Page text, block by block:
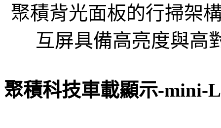
聚積背光面板的行掃架
互屏具備高亮度與高
聚積科技車載顯示-mini-